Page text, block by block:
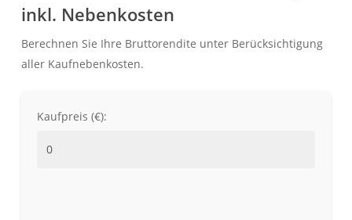
inkl. Nebenkosten
Berechnen Sie Ihre Bruttorendite unter Berücksichtigung
aller Kaufnebenkosten.
Kaufpreis (€):